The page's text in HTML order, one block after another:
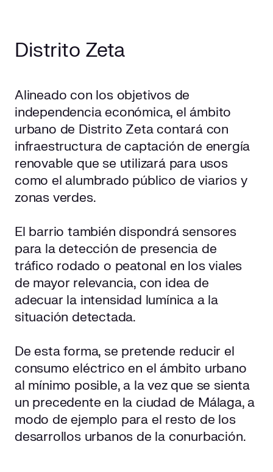
Distrito Zeta
Alineado con los objetivos de
independencia económica, el ámbito
urbano de Distrito Zeta contará con
infraestructura de captación de energía
renovable que se utilizará para usos
como el alumbrado público de viarios y
zonas verdes.
El barrio también dispondrá sensores
para la detección de presencia de
tráfico rodado o peatonal en los viales
de mayor relevancia, con idea de
adecuar la intensidad lumínica a la
situación detectada.
De esta forma, se pretende reducir el
consumo eléctrico en el ámbito urbano
al mínimo posible, a la vez que se sienta
un precedente en la ciudad de Málaga, a
modo de ejemplo para el resto de los
desarrollos urbanos de la conurbación.